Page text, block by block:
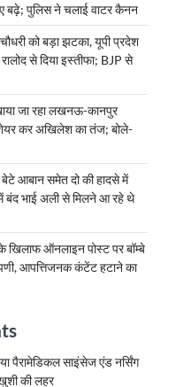
बढ़े; पुलिस ने चलाई वाटर कैनन
को बड़ा झटका, यूपी प्रदेश
रालोद से दिया इस्तीफा; BJP से
जा रहा लखनऊ-कानपुर
कर अखिलेश का तंज; बोले-
आबान समेत दो की हादसे में
बंद भाई अली से मिलने आ रहे थे
खिलाफ ऑनलाइन पोस्ट पर बॉम्बे
आपत्तिजनक कंटेंट हटाने का
पैरामेडिकल साइंसेज एंड नर्सिंग
की लहर